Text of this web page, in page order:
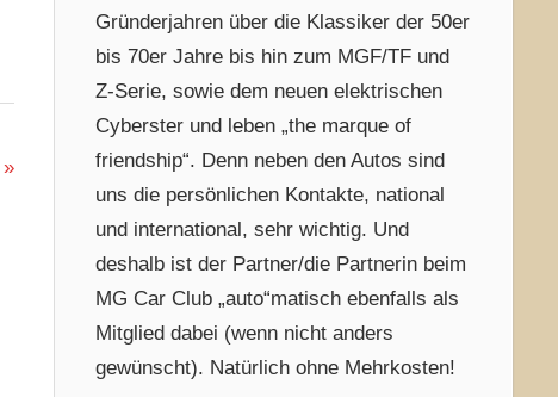
Gründerjahren über die Klassiker der 50er
bis 70er Jahre bis hin zum MGF/TF und
Z-Serie, sowie dem neuen elektrischen
Cyberster und leben „the marque of
friendship“. Denn neben den Autos sind
uns die persönlichen Kontakte, national
und international, sehr wichtig. Und
deshalb ist der Partner/die Partnerin beim
MG Car Club „auto“matisch ebenfalls als
Mitglied dabei (wenn nicht anders
gewünscht). Natürlich ohne Mehrkosten!